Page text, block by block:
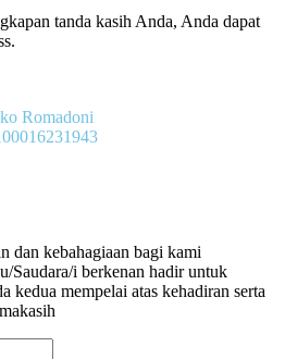
tanda kasih Anda, Anda dapat
Romadoni
dan kebahagiaan bagi kami
Saudara/i berkenan hadir untuk
kedua mempelai atas kehadiran serta